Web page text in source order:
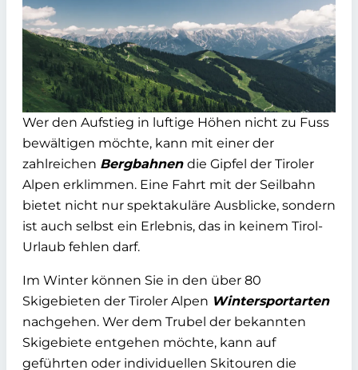
Wer den Aufstieg in luftige Höhen nicht zu Fuss
bewältigen möchte, kann mit einer der
zahlreichen Bergbahnen die Gipfel der Tiroler
Alpen erklimmen. Eine Fahrt mit der Seilbahn
bietet nicht nur spektakuläre Ausblicke, sondern
ist auch selbst ein Erlebnis, das in keinem Tirol-
Urlaub fehlen darf.
Im Winter können Sie in den über 80
Skigebieten der Tiroler Alpen Wintersportarten
nachgehen. Wer dem Trubel der bekannten
Skigebiete entgehen möchte, kann auf
geführten oder individuellen Skitouren die